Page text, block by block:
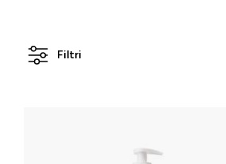
Filtri